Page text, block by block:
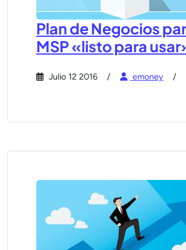
Plan de Negocios
MSP «listo para
Julio 12 2016 emoney